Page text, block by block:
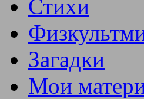
Стихи
Загадки
Мои